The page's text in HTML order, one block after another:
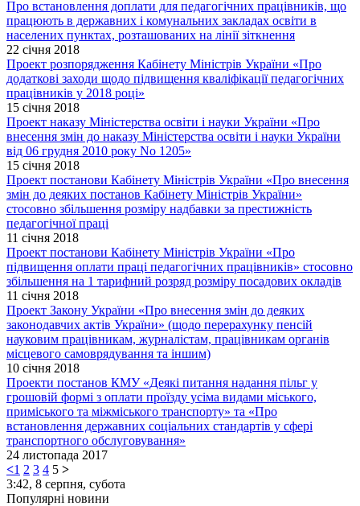
Про встановлення доплати для педагогічних працівників, що
працюють в державних і комунальних закладах освіти в
населених пунктах, розташованих на лінії зіткнення
22 січня 2018
Проект розпорядження Кабінету Міністрів України «Про
додаткові заходи щодо підвищення кваліфікації педагогічних
працівників у 2018 році»
15 січня 2018
Проект наказу Міністерства освіти і науки України «Про
внесення змін до наказу Міністерства освіти і науки України
від 06 грудня 2010 року No 1205»
15 січня 2018
Проект постанови Кабінету Міністрів України «Про внесення
змін до деяких постанов Кабінету Міністрів України»
стосовно збільшення розміру надбавки за престижність
педагогічної праці
11 січня 2018
Проект постанови Кабінету Міністрів України «Про
підвищення оплати праці педагогічних працівників» стосовно
збільшення на 1 тарифний розряд розміру посадових окладів
11 січня 2018
Проект Закону України «Про внесення змін до деяких
законодавчих актів України» (щодо перерахунку пенсій
науковим працівникам, журналістам, працівникам органів
місцевого самоврядування та іншим)
10 січня 2018
Проекти постанов КМУ «Деякі питання надання пільг у
грошовій формі з оплати проїзду усіма видами міського,
приміського та міжміського транспорту» та «Про
встановлення державних соціальних стандартів у сфері
транспортного обслуговування»
24 листопада 2017
<1 2 3 4 5 >
3:42, 8 серпня, субота
Популярні новини